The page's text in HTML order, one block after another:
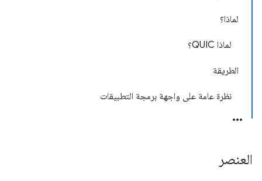
لماذا؟
لماذا QUIC؟
الطريقة
نظرة عامة على واجهة برمجة التطبيقات
العنصر